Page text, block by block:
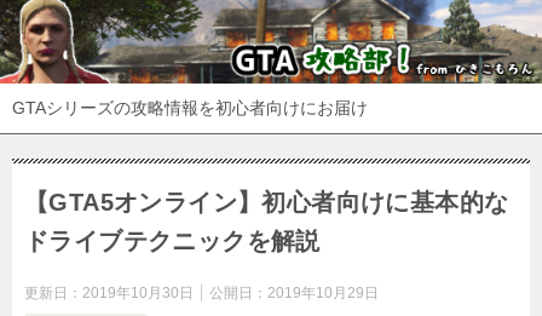
GTAシリーズの攻略情報を初心者向けにお届け
【GTA5オンライン】初心者向けに基本的な
ドライブテクニックを解説
更新日： 2019年10月30日 公開日： 2019年10月29日